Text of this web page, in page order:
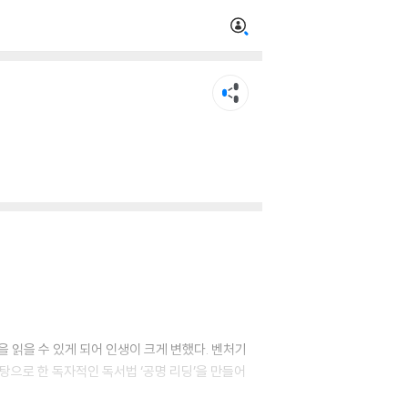
읽을 수 있게 되어 인생이 크게 변했다. 벤처기
로 한 독자적인 독서법 ‘공명 리딩’을 만들어